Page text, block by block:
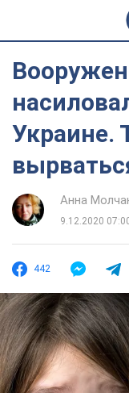
Украине.
Анна
9.12.2020
442